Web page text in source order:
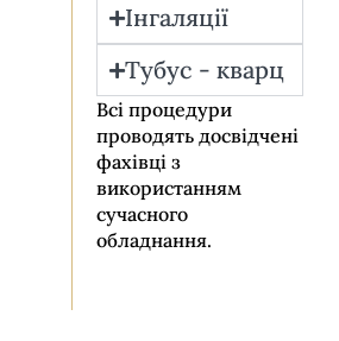
Інгаляції
Тубус - кварц
Всі процедури
проводять досвідчені
фахівці з
використанням
сучасного
обладнання.